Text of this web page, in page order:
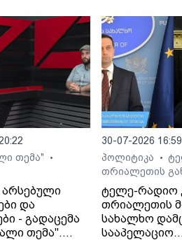
თემა"
•
არსებული
და
- გადაცემა
თემა".
30-07-2026 16:59
პოლიტიკა
•
თრიალეთის
ტელე-რადიო
თრიალეთის
სახალხო
სააპელაციო